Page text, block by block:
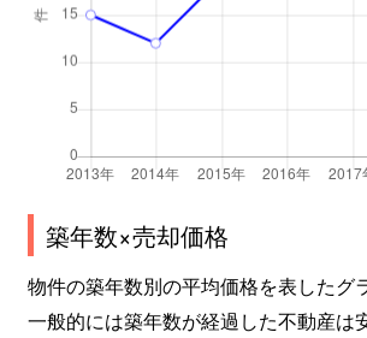
築年数×売却価格
物件の築年数別の平均価格を表したグ
一般的には築年数が経過した不動産は